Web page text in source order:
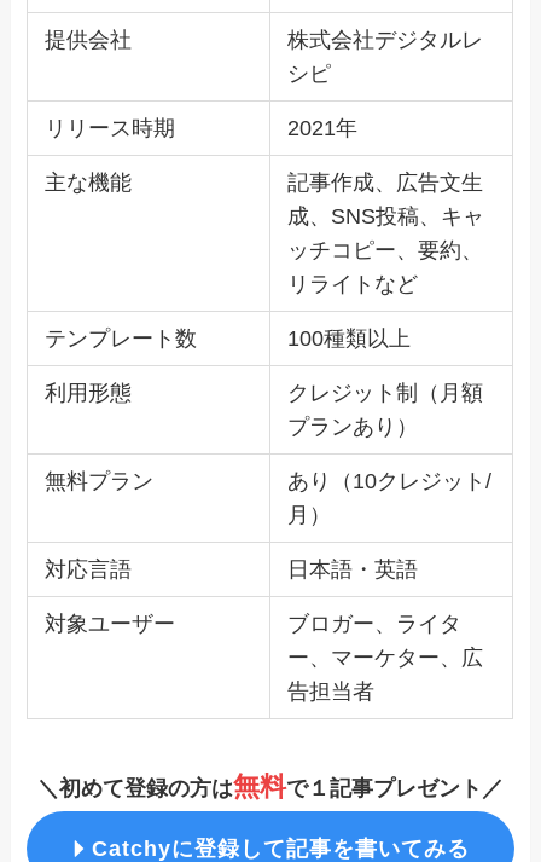
提供会社
株式会社デジタルレ
シピ
リリース時期 2021年
主な機能
記事作成、広告文生
成、SNS投稿、キャ
ッチコピー、要約、
リライトなど
テンプレート数 100種類以上
利用形態
クレジット制（月額
プランあり）
無料プラン
あり（10クレジット/
月）
対応言語 日本語・英語
対象ユーザー
ブロガー、ライタ
ー、マーケター、広
告担当者
＼初めて登録の方は無料で１記事プレゼント／
Catchyに登録して記事を書いてみる